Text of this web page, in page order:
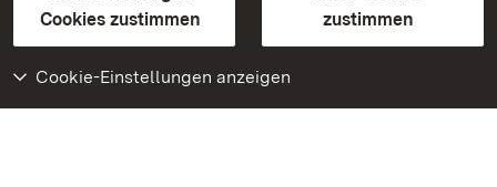
Cookies zustimmen
zustimmen
Cookie-Einstellungen anzeigen
BITV-konform (geprüfte Seiten)
Weiteres